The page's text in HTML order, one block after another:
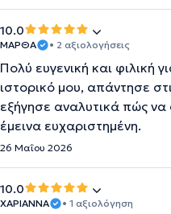
10.0
ΜΑΡΘΑ • 2 αξιολογήσεις
Πολύ ευγενική και φιλική
ιστορικό μου, απάντησε
εξήγησε αναλυτικά πώς
έμεινα ευχαριστημένη.
26 Μαΐου 2026
10.0
ΧΑΡΙΑΝΝΑ • 1 αξιολόγηση